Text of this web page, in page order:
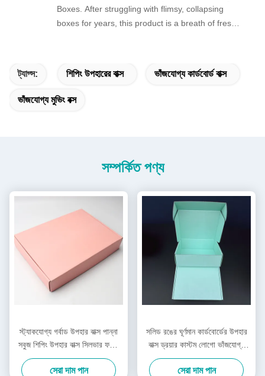
Boxes. After struggling with flimsy, collapsing
boxes for years, this product is a breath of fresh
ট্যাগ্স: শিপিং উপহারের বাক্স ভাঁজযোগ্য কার্ডবোর্ড বাক্স
ভাঁজযোগ্য মুভিং বক্স
সম্পর্কিত পণ্য
স্ট্যাকযোগ্য গর্বাড উপহার বাক্স পান্না
সবুজ শিপিং উপহার বাক্স সিলভার ফয়েল
সোনার ধাতব
সেরা দাম পান
সলিড রঙের ঘূর্ণমান কার্ডবোর্ডের উপহার
বাক্স ড্রয়ার কাস্টম লোগো ভাঁজযোগ্য
কার্ডবোর্ড বাক্স
সেরা দাম পান